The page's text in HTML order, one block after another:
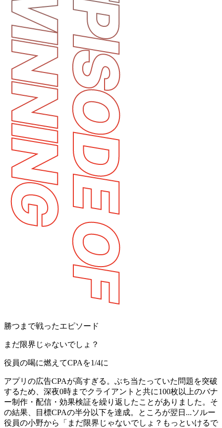
勝つまで戦ったエピソード
まだ限界じゃないでしょ？
役員の喝に燃えてCPAを1/4に
アプリの広告CPAが高すぎる。ぶち当たっていた問題を突破
するため、深夜0時までクライアントと共に100枚以上のバナ
ー制作・配信・効果検証を繰り返したことがありました。そ
の結果、目標CPAの半分以下を達成。ところが翌日...ソルー
役員の小野から「まだ限界じゃないでしょ？もっといけるで